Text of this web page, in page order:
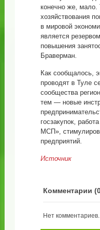
конечно же, мало.
хозяйствования
в мировой
является
повышения
Браверман.
Как сообщалось,
проводят в Туле
сообщества
тем — новые
госзакупок,
МСП»,
предприятий.
Источник
Комментарии (
Нет